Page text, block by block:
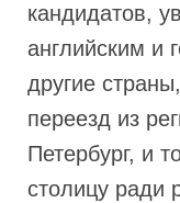
кандидатов,
английским и
другие
переезд из
Петербург, и
столицу ради